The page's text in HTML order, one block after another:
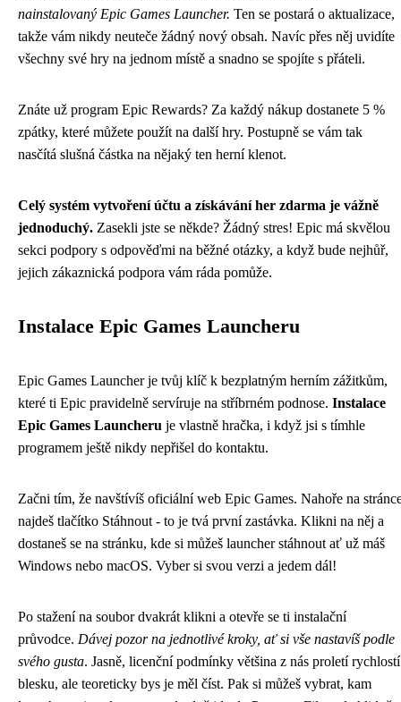
nainstalovaný Epic Games Launcher. Ten se postará o aktualizace,
takže vám nikdy neuteče žádný nový obsah. Navíc přes něj uvidíte
všechny své hry na jednom místě a snadno se spojíte s přáteli.
Znáte už program Epic Rewards? Za každý nákup dostanete 5 %
zpátky, které můžete použít na další hry. Postupně se vám tak
nasčítá slušná částka na nějaký ten herní klenot.
Celý systém vytvoření účtu a získávání her zdarma je vážně
jednoduchý. Zasekli jste se někde? Žádný stres! Epic má skvělou
sekci podpory s odpověďmi na běžné otázky, a když bude nejhůř,
jejich zákaznická podpora vám ráda pomůže.
Instalace Epic Games Launcheru
Epic Games Launcher je tvůj klíč k bezplatným herním zážitkům,
které ti Epic pravidelně servíruje na stříbrném podnose. Instalace
Epic Games Launcheru je vlastně hračka, i když jsi s tímhle
programem ještě nikdy nepřišel do kontaktu.
Začni tím, že navštívíš oficiální web Epic Games. Nahoře na
najdeš tlačítko Stáhnout - to je tvá první zastávka. Klikni na něj a
dostaneš se na stránku, kde si můžeš launcher stáhnout ať už máš
Windows nebo macOS. Vyber si svou verzi a jedem dál!
Po stažení na soubor dvakrát klikni a otevře se ti instalační
průvodce. Dávej pozor na jednotlivé kroky, ať si vše nastavíš podle
svého gusta. Jasně, licenční podmínky většina z nás proletí rychlostí
blesku, ale teoreticky bys je měl číst. Pak si můžeš vybrat, kam